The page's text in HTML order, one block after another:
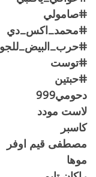
#صامولي
#محمد_اكس_دي
#توست
#حبتين
دحومي999
لاست مودد
كاسبر
مصطفى قيم اوفر
موها